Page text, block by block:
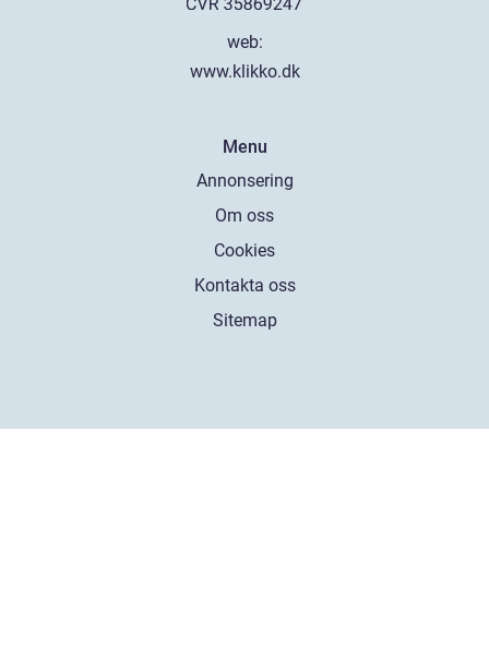
web:
www.klikko.dk
Menu
Annonsering
Om oss
Cookies
Kontakta oss
Sitemap